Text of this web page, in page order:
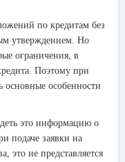
по кредитам без
утверждением. Но
ограничения, в
Поэтому при
основные особенности
это информацию о
подаче заявки на
это не представляется